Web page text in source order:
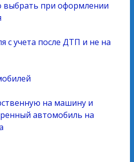
выбрать при оформлении
с учета после ДТП и не на
на машину и
автомобиль на